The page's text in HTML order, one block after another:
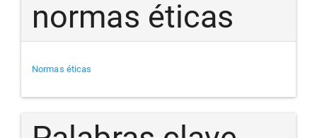
normas éticas
Normas éticas